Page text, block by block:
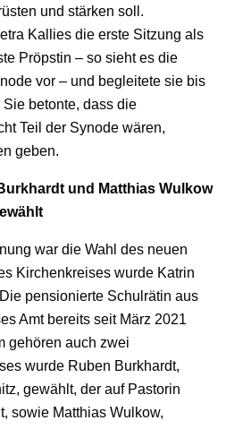
und stärken soll.
Kallies die erste Sitzung als
Pröpstin – so sieht es die
vor – und begleitete sie bis
betonte, dass die
Teil der Synode wären,
geben.
und Matthias Wulkow
war die Wahl des neuen
Kirchenkreises wurde Katrin
pensionierte Schulrätin aus
Amt bereits seit März 2021
gehören auch zwei
wurde Ruben Burkhardt,
gewählt, der auf Pastorin
sowie Matthias Wulkow,